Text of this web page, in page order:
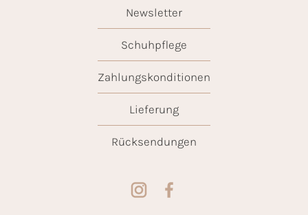
Newsletter
Schuhpflege
Zahlungskonditionen
Lieferung
Rücksendungen